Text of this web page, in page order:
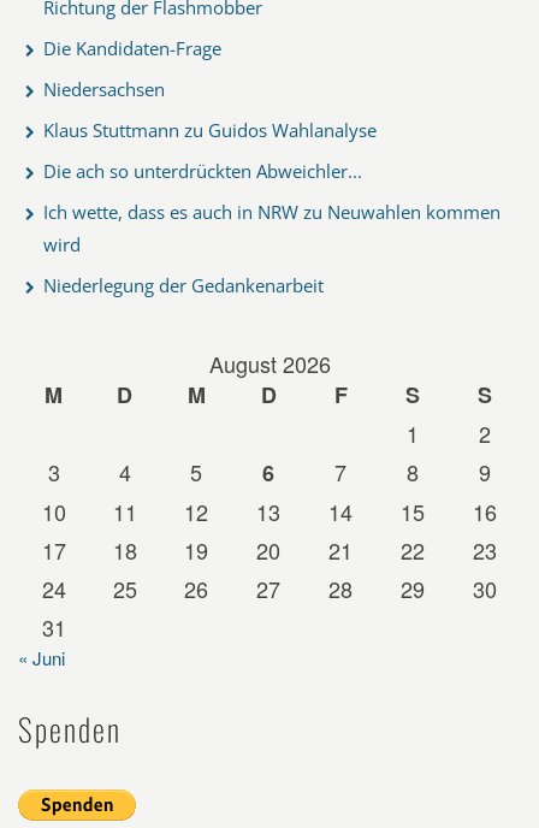
Richtung der Flashmobber
Die Kandidaten-Frage
Niedersachsen
Klaus Stuttmann zu Guidos Wahlanalyse
Die ach so unterdrückten Abweichler...
Ich wette, dass es auch in NRW zu Neuwahlen kommen
wird
Niederlegung der Gedankenarbeit
August 2026
M
D M D F S
S
1
2
3
4 5 6 7 8
9
10
11 12 13 14 15
16
17
18 19 20 21 22
23
24
25 26 27 28 29
30
31
« Juni
Spenden